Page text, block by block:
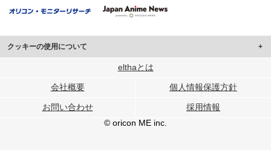
クッキーの使用について
このサイトでは Cookie を使用して、ユーザーに合わせたコンテンツや広告の
行っています。
メディアや広告配信、データ解析の各パートナーに提供しています。
各パートナーは、この情報とユーザーが各パートナーに提供した他の情報や、
ユーザーが各パートナーのサービスを使用したときに収集した他の情報を組み
elthaとは
会社概要 個人情報保護方針
お問い合わせ
採用情報
© oricon ME inc.